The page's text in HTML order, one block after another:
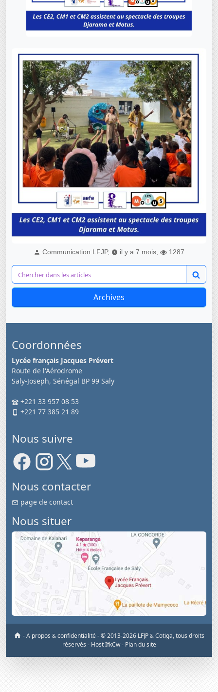
Communication LFJP, il y a 7 mois, 1287
Archives
Coordonnées
Lycée français Jacques Prévert
Route de l'Aérodrome
Saly-Joseph, Sénégal BP 99 Saly
+221 33 957 08 53
+221 77 385 21 89
Nous suivre
Nous contacter
page de contact
Nous situer
-A propos & confidentialité-© 2013-2026 LFJP & Cotiga, tous droits
réservés - Host IfkCw - Plan du site